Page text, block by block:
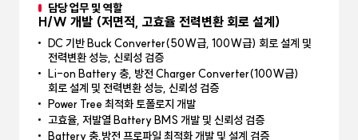
담당 업무 및 역할
H/W 개발 (저면적, 고효율 전력변환 회로 설계)
DC 기반 Buck Converter(50W급, 100W급) 회로 설계 및
전력변환 성능, 신뢰성 검증
Li-on Battery 충, 방전 Charger Converter(100W급)
회로 설계 및 전력변환 성능, 신뢰성 검증
Power Tree 최적화 토폴로지 개발
고효율, 저발열 Battery BMS 개발 및 신뢰성 검증
Battery 충,방전 프로파일 최적화 개발 및 설계 검증